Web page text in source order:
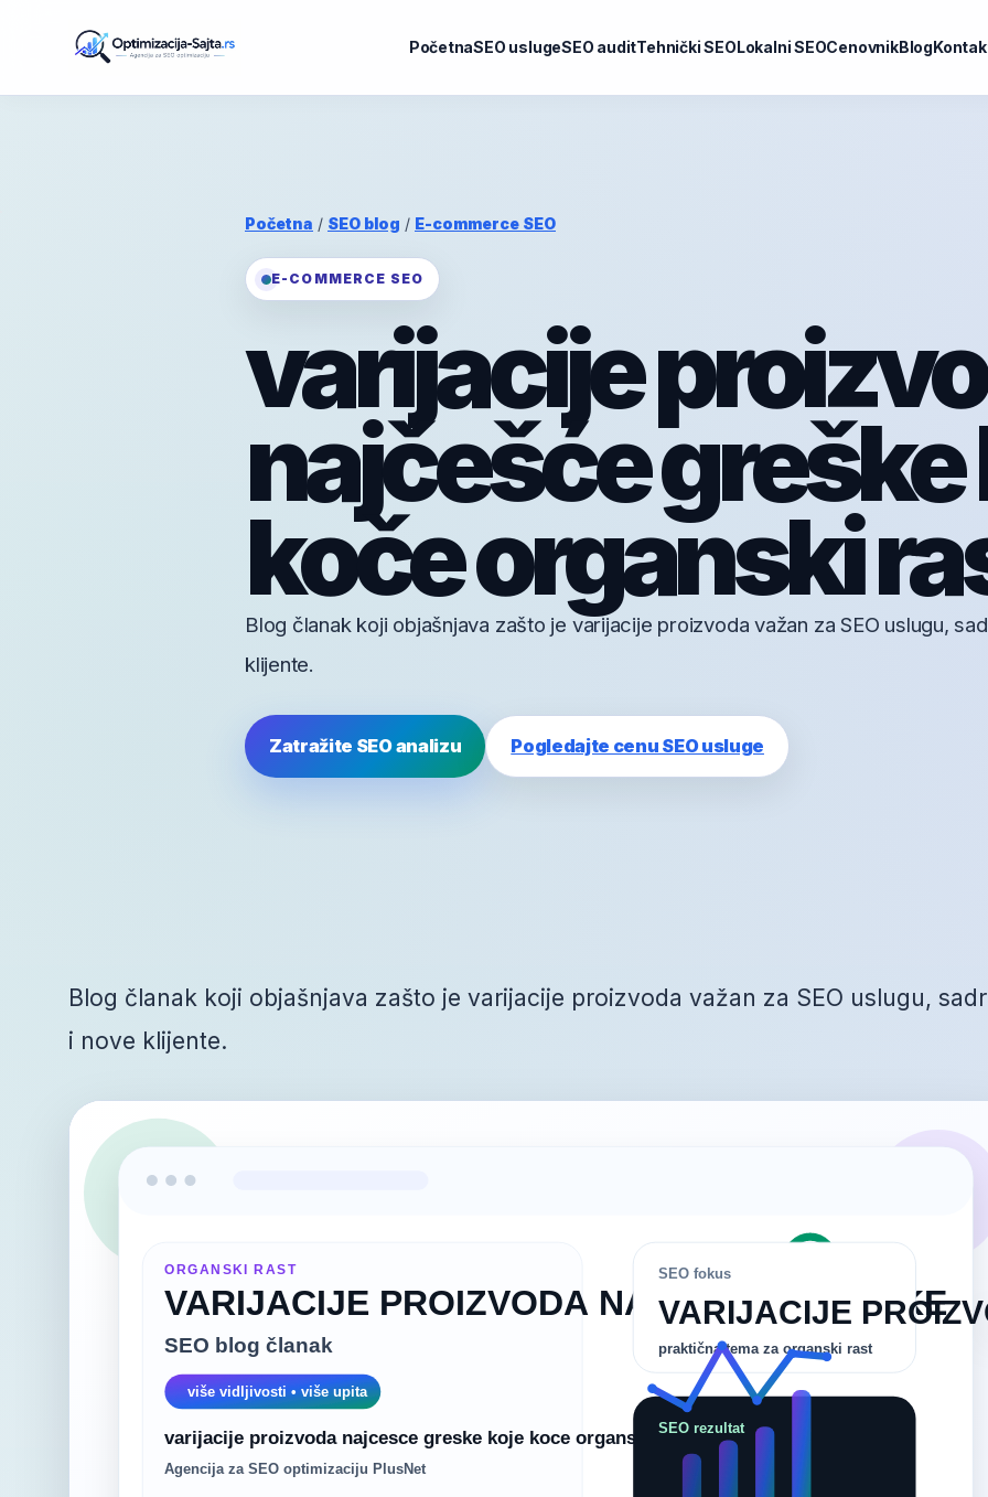
PočetnaSEO uslugeSEO auditTehnički SEOLokalni SEOCenovnikBlog
Početna / SEO blog / E-commerce SEO
E-COMMERCE SEO
varijacije
najčešće greške
koče organski
Blog članak koji objašnjava zašto je varijacije proizvoda važan za SEO uslugu,
klijente.
Zatražite SEO analizu Pogledajte cenu SEO usluge
Blog članak koji objašnjava zašto je varijacije proizvoda važan za SEO uslugu,
i nove klijente.